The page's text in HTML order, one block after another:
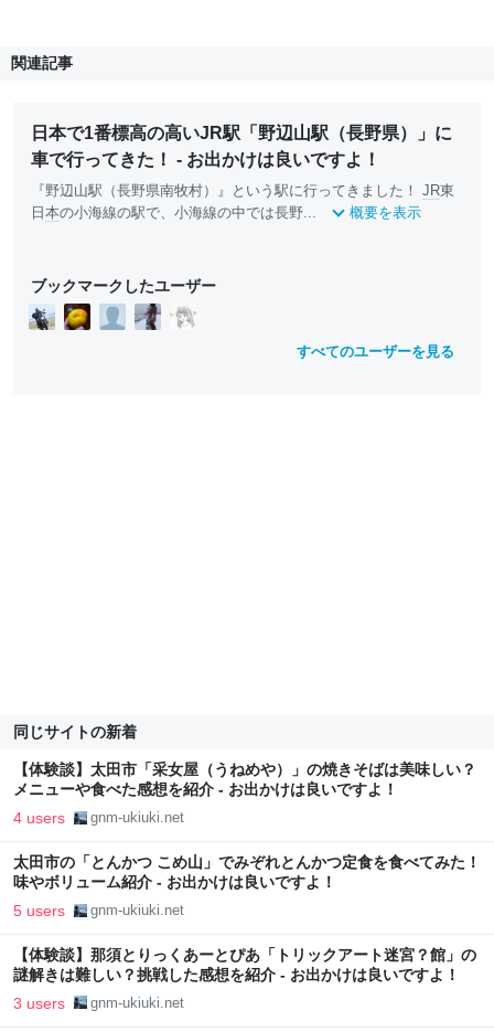
関連記事
日本で1番標高の高いJR駅「野辺山駅（長野県）」に
車で行ってきた！ - お出かけは良いですよ！
『野辺山駅（長野県南牧村）』という駅に行ってきました！ JR東
日 本の小海線の駅で、小海線の中では長野... 概要を表示
ブックマークしたユーザー
すべてのユーザーを見る
同じサイトの新着
【体験談】太田市「采女屋（うねめや）」の焼きそばは美味しい？
メニューや食べた感想を紹介 - お出かけは良いですよ！
4 users gnm-ukiuki.net
太田市の「とんかつ こめ山」でみぞれとんかつ定食を食べてみた！
味やボリューム紹介 - お出かけは良いですよ！
5 users gnm-ukiuki.net
【体験談】那須とりっくあーとぴあ「トリックアート迷宮？館」の
謎解きは難しい？挑戦した感想を紹介 - お出かけは良いですよ！
3 users gnm-ukiuki.net